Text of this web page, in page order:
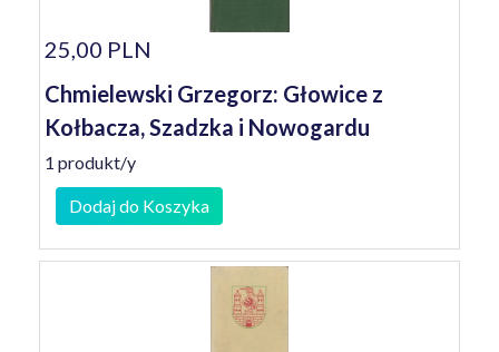
25,00 PLN
Chmielewski Grzegorz: Głowice z
Kołbacza, Szadzka i Nowogardu
1 produkt/y
Dodaj do Koszyka